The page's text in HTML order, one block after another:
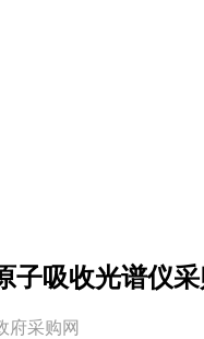
子吸收光谱仪
府采购网